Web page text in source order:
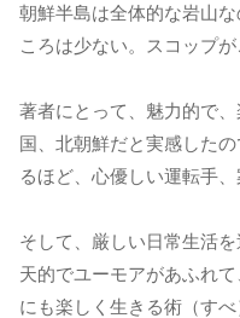
朝鮮半島は全体的な岩山
ころは少ない。スコップが
著者にとって、魅力的で
国、北朝鮮だと実感した
るほど、心優しい運転手
そして、厳しい日常生活
天的でユーモアがあふれ
にも楽しく生きる術（す